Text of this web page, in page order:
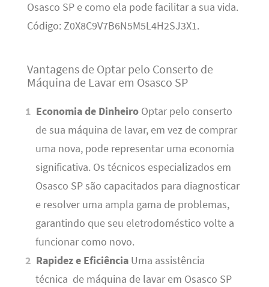
Osasco SP e como ela pode facilitar a sua vida.
Código: Z0X8C9V7B6N5M5L4H2SJ3X1.
Vantagens de Optar pelo Conserto de
Máquina de Lavar em Osasco SP
Economia de Dinheiro Optar pelo conserto
de sua máquina de lavar, em vez de comprar
uma nova, pode representar uma economia
significativa. Os técnicos especializados em
Osasco SP são capacitados para diagnosticar
e resolver uma ampla gama de problemas,
garantindo que seu eletrodoméstico volte a
funcionar como novo.
Rapidez e Eficiência Uma assistência
técnica de máquina de lavar em Osasco SP